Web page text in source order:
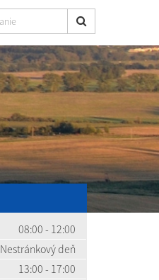
08:00 - 12:00
Nestránkový deň
13:00 - 17:00